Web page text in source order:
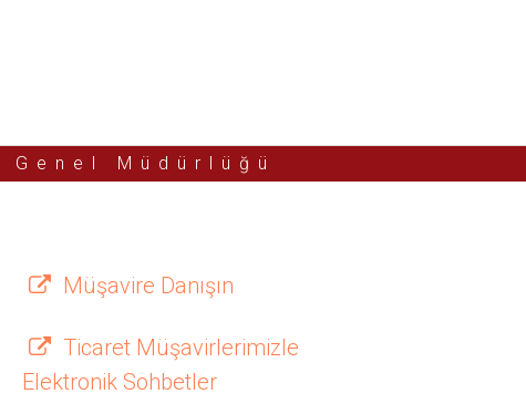
Müdürlüğü
Müşavire Danışın
Ticaret Müşavirlerimizle
Elektronik Sohbetler